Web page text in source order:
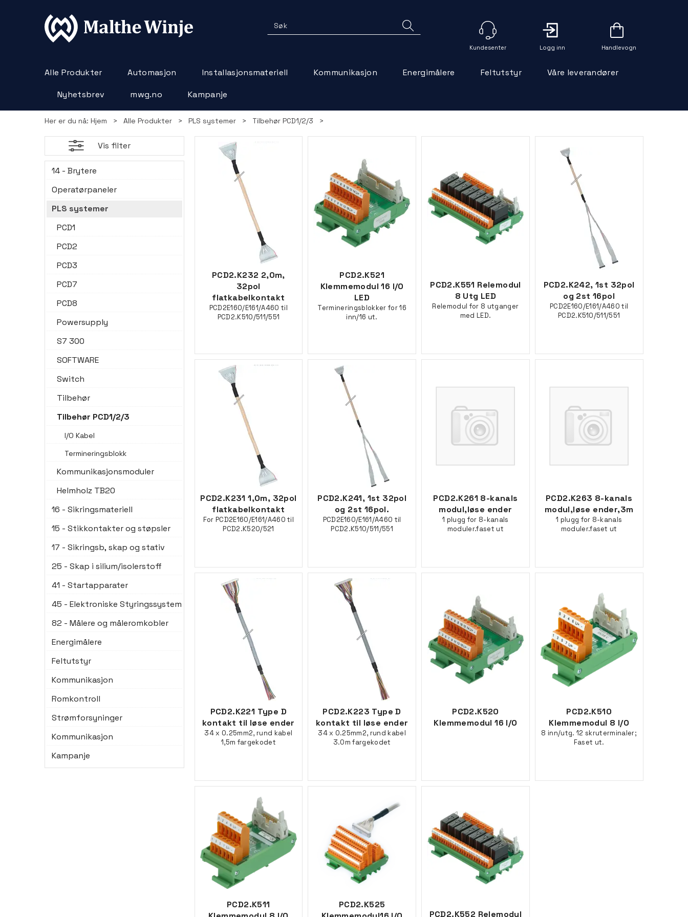
Logg inn Handlevogn
Alle Produkter Automasjon Installasjonsmateriell Kommunikasjon Energimålere Feltutstyr Våre leverandører
Nyhetsbrev mwg.no Kampanje
Her er du nå: Hjem > Alle Produkter > PLS systemer > Tilbehør PCD1/2/3 >
Vis filter
14 - Brytere
Operatørpaneler
PLS systemer
PCD1
PCD2
PCD3
PCD7
PCD8
Powersupply
S7 300
SOFTWARE
Switch
Tilbehør
Tilbehør PCD1/2/3
I/O Kabel
Termineringsblokk
Kommunikasjonsmoduler
Helmholz TB20
16 - Sikringsmateriell
15 - Stikkontakter og støpsler
17 - Sikringsb, skap og stativ
25 - Skap i silium/isolerstoff
41 - Startapparater
45 - Elektroniske Styringssystem
82 - Målere og måleromkobler
Energimålere
Feltutstyr
Kommunikasjon
Romkontroll
Strømforsyninger
Kommunikasjon
Kampanje
PCD2.K232 2,0m,
32pol
flatkabelkontakt
PCD2E160/E161/A460 til
PCD2.K510/511/551
PCD2.K521
Klemmemodul 16 I/O
LED
Termineringsblokker for 16
inn/16 ut.
PCD2.K551 Relemodul
8 Utg LED
Relemodul for 8 utganger
med LED.
PCD2.K242, 1st 32pol
og 2st 16pol
PCD2E160/E161/A460 til
PCD2.K510/511/551
PCD2.K231 1,0m, 32pol
flatkabelkontakt
For PCD2E160/E161/A460 til
PCD2.K520/521
PCD2.K241, 1st 32pol
og 2st 16pol.
PCD2E160/E161/A460 til
PCD2.K510/511/551
PCD2.K261 8-kanals
modul,løse ender
1 plugg for 8-kanals
moduler.faset ut
PCD2.K263 8-kanals
modul,løse ender,3m
1 plugg for 8-kanals
moduler.faset ut
PCD2.K221 Type D
kontakt til løse ender
34 x 0.25mm2, rund kabel
1,5m fargekodet
PCD2.K223 Type D
kontakt til løse ender
34 x 0.25mm2, rund kabel
3.0m fargekodet
PCD2.K520
Klemmemodul 16 I/O
PCD2.K510
Klemmemodul 8 I/O
8 inn/utg. 12 skruterminaler;
Faset ut.
PCD2.K511
PCD2.K525
PCD2.K552 Relemodul